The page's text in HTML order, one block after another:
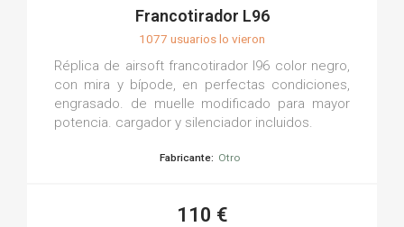
Francotirador L96
1077 usuarios lo vieron
Réplica de airsoft francotirador l96 color negro,
con mira y bípode, en perfectas condiciones,
engrasado. de muelle modificado para mayor
potencia. cargador y silenciador incluidos.
Fabricante: Otro
110 €